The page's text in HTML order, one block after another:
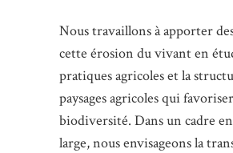
Nous travaillons à apporter
cette érosion du vivant en
pratiques agricoles et la
paysages agricoles qui
biodiversité. Dans un cadre
large, nous envisageons la